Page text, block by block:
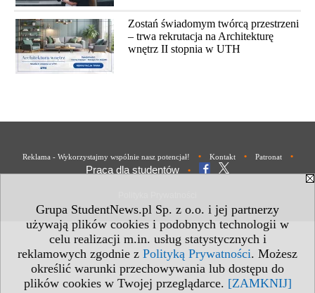
Grupa StudentNews.pl Sp. z o.o. i jej partnerzy
używają plików cookies i podobnych technologii w
celu realizacji m.in. usług statystycznych i
reklamowych zgodnie z Polityką Prywatności. Możesz
określić warunki przechowywania lub dostępu do
plików cookies w Twojej przeglądarce. [ZAMKNIJ]
Zostań świadomym twórcą przestrzeni
– trwa rekrutacja na Architekturę
wnętrz II stopnia w UTH
Reklama - Wykorzystajmy wspólnie nasz potencjał! • Kontakt • Patronat •
Praca dla studentów •